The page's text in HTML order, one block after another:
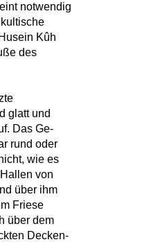
notwendig
Kûh
des
glatt und
Das Ge-
rund oder
wie es
von
über ihm
Friese
über dem
Decken-